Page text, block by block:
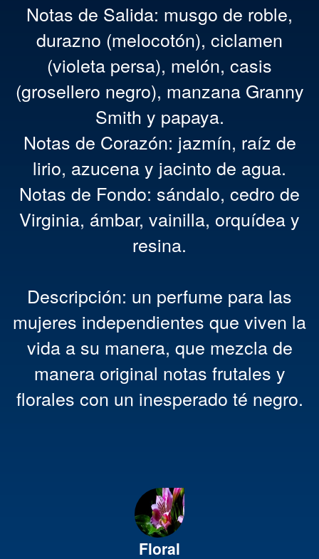
Notas de Salida: musgo de roble,
durazno (melocotón), ciclamen
(violeta persa), melón, casis
(grosellero negro), manzana Granny
Smith y papaya.
Notas de Corazón: jazmín, raíz de
lirio, azucena y jacinto de agua.
Notas de Fondo: sándalo, cedro de
Virginia, ámbar, vainilla, orquídea y
resina.
Descripción: un perfume para las
mujeres independientes que viven la
vida a su manera, que mezcla de
manera original notas frutales y
florales con un inesperado té negro.
Floral